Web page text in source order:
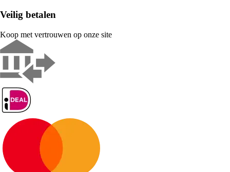
Veilig betalen
Koop met vertrouwen op onze site